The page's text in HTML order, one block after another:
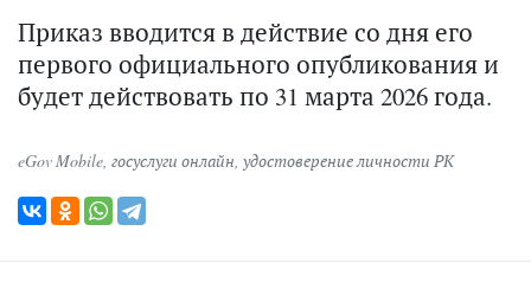
Приказ вводится в действие со дня его
первого официального опубликования и
будет действовать по 31 марта 2026 года.
eGov Mobile, госуслуги онлайн, удостоверение личности РК